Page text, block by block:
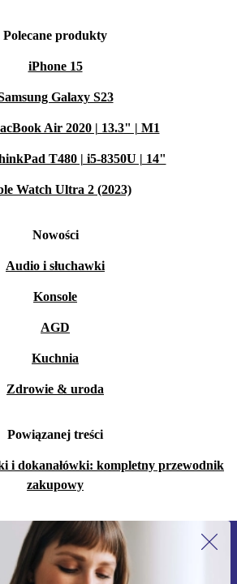
Polecane produkty
iPhone 15
Galaxy S23
Air 2020 | 13.3" | M1
T480 | i5-8350U | 14"
Watch Ultra 2 (2023)
Nowości
Audio i słuchawki
Konsole
AGD
Kuchnia
Zdrowie & uroda
Powiązanej treści
i dokanałówki: kompletny przewodnik
zakupowy
się na nasz newsletter!
przegap żadnej oferty.